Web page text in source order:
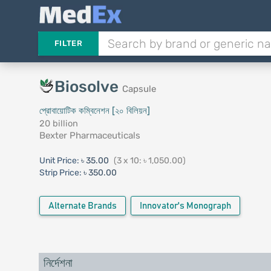
FILTER
Biosolve Capsule
প্রোবায়োটিক কম্বিনেশন [২০ বিলিয়ন]
20 billion
Bexter Pharmaceuticals
Unit Price: ৳ 35.00 (3 x 10: ৳ 1,050.00)
Strip Price: ৳ 350.00
Alternate Brands Innovator's Monograph
নির্দেশনা